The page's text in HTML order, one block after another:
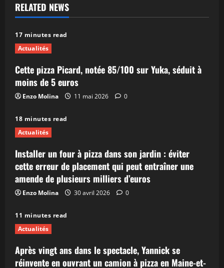
RELATED NEWS
17 minutes read
Actualités
Cette pizza Picard, notée 85/100 sur Yuka, séduit à
moins de 5 euros
Enzo Molina 11 mai 2026 0
18 minutes read
Actualités
Installer un four à pizza dans son jardin : éviter
cette erreur de placement qui peut entraîner une
amende de plusieurs milliers d’euros
Enzo Molina 30 avril 2026 0
11 minutes read
Actualités
Après vingt ans dans le spectacle, Yannick se
réinvente en ouvrant un camion à pizza en Maine-et-